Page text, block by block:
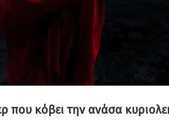
που κόβει την ανάσα